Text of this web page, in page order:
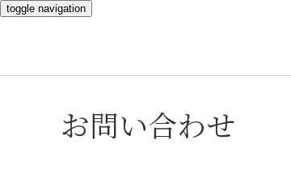
toggle navigation
お問い合わせ